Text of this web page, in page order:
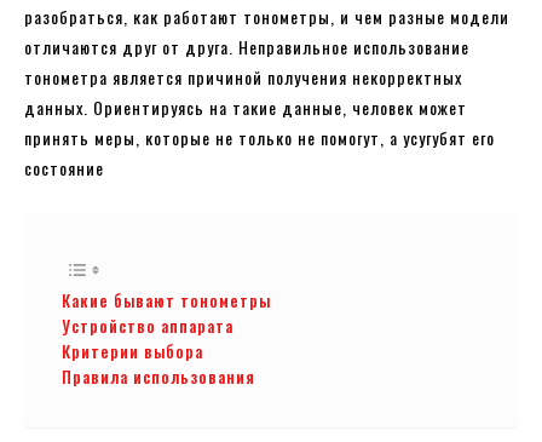
разобраться, как работают тонометры, и чем разные модели
отличаются друг от друга. Неправильное использование
тонометра является причиной получения некорректных
данных. Ориентируясь на такие данные, человек может
принять меры, которые не только не помогут, а усугубят его
состояние
Какие бывают тонометры
Устройство аппарата
Критерии выбора
Правила использования